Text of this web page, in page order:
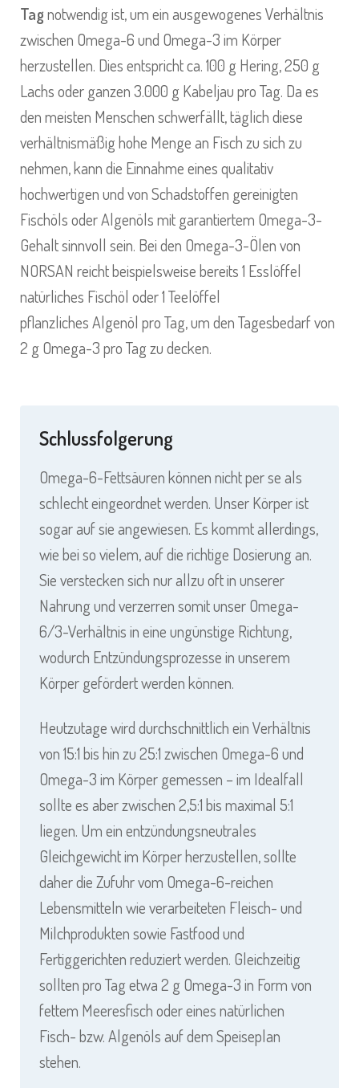
Tagnotwendig ist, um ein ausgewogenes Verhältnis
zwischen Omega-6 und Omega-3 im Körper
herzustellen. Dies entspricht ca. 100 g Hering, 250 g
Lachs oder ganzen 3.000 g Kabeljau pro Tag. Da es
den meisten Menschen schwerfällt, täglich diese
verhältnismäßig hohe Menge an Fisch zu sich zu
nehmen, kann die Einnahme eines qualitativ
hochwertigen und von Schadstoffen gereinigten
Fischöls oder Algenöls mit garantiertem Omega-3-
Gehalt sinnvoll sein. Bei den Omega-3-Ölen von
NORSAN reicht beispielsweise bereits 1 Esslöffel
natürliches Fischöl oder 1 Teelöffel
pflanzlichesAlgenöl pro Tag, um den Tagesbedarf von
2 g Omega-3 pro Tag zu decken.
Schlussfolgerung
Omega-6-Fettsäuren können nicht per se als
schlecht eingeordnet werden. Unser Körper ist
sogar auf sie angewiesen. Es kommt allerdings,
wie bei so vielem, auf die richtige Dosierung an.
Sie verstecken sich nur allzu oft in unserer
Nahrung und verzerren somit unser Omega-
6/3-Verhältnis in eine ungünstige Richtung,
wodurch Entzündungsprozesse in unserem
Körper gefördert werden können.
Heutzutage wird durchschnittlich ein Verhältnis
von 15:1 bis hin zu 25:1 zwischen Omega-6 und
Omega-3 im Körper gemessen – im Idealfall
sollte es aber zwischen 2,5:1 bis maximal 5:1
liegen. Um ein entzündungsneutrales
Gleichgewicht im Körper herzustellen, sollte
daher die Zufuhr vom Omega-6-reichen
Lebensmitteln wie verarbeiteten Fleisch- und
Milchprodukten sowie Fastfood und
Fertiggerichten reduziert werden. Gleichzeitig
sollten pro Tag etwa 2 g Omega-3 in Form von
fettem Meeresfisch oder eines natürlichen
Fisch- bzw. Algenöls auf dem Speiseplan
stehen.